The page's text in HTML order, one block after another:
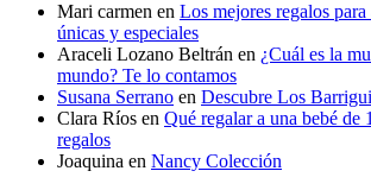
Mari carmen en Los mejores regalos para
únicas y especiales
Araceli Lozano Beltrán en ¿Cuál es la
mundo? Te lo contamos
Susana Serrano en Descubre Los
Clara Ríos en Qué regalar a una bebé de
regalos
Joaquina en Nancy Colección